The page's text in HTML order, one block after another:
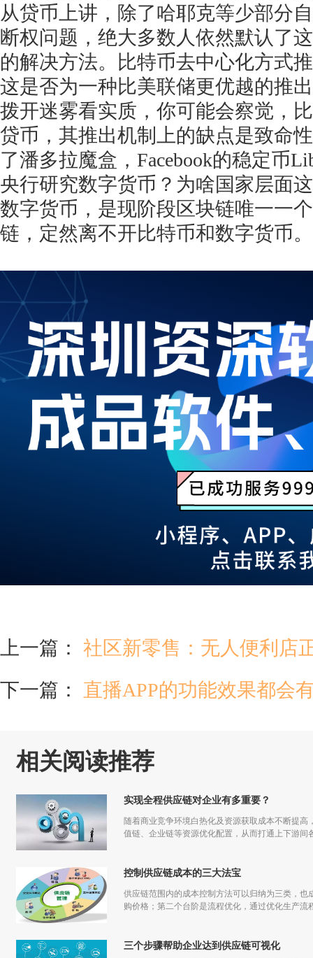
从贷币上讲，除了哈耶克等少部分
断权问题，绝大多数人依然默认了
的解决方法。比特币去中心化方式
这是否为一种比美联储更优越的推
拨开迷雾看实质，你可能会察觉，
贷币，其推出机制上的缺点是致命
了潘多拉魔盒， Facebook的稳定币
央行研究数字货币？为啥国家层面
数字货币，是现阶段区块链唯一一
链，定然离不开比特币和数字货币。
上一篇： 社区新零售：无人便利店
下一篇： 直播APP的功能效果都会
相关阅读推荐
实现全程供应链对企业有多重要？
随着商业竞争环境白热化及资源获取成本不断提
值链、企业链等资源优化配置，从而打通上下游
控制供应链成本的三大法宝
供应链范围内的成本控制方法可以归纳为三类，
购价格；第二个台阶是流程优化，通过优化生产
三个步骤帮助企业达到供应链可视化
扫码添加[商务总监]沟通方案
扫码沟通